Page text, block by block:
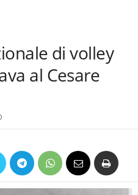
di volley
al Cesare